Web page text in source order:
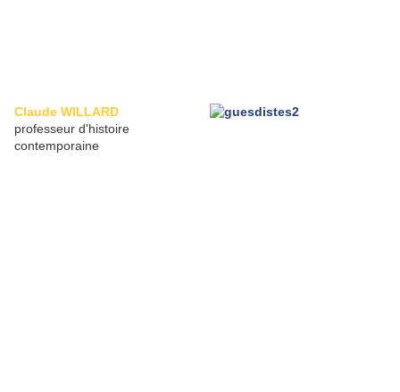
Claude WILLARD
professeur d'histoire
contemporaine